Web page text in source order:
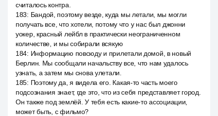
считалось контра.
183: Бандой, поэтому везде, куда мы летали, мы могли
получать все, что хотели, потому что у нас был джонни
уокер, красный лейбл в практически неограниченном
количестве, и мы собирали всякую
184: Информацию повсюду и прилетали домой, в новый
Берлин. Мы сообщали начальству все, что нам удалось
узнать, а затем мы снова улетали.
185: Поэтому да, я видела его. Какая-то часть моего
подсознания знает, где это, что из себя представляет город.
Он также под землёй. У тебя есть какие-то ассоциации,
может быть, с фильмо?